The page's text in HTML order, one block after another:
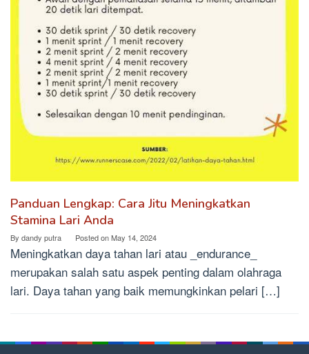
Panduan Lengkap: Cara Jitu Meningkatkan
Stamina Lari Anda
By dandy putra Posted onMay 14, 2024
Meningkatkan daya tahan lari atau _endurance_
merupakan salah satu aspek penting dalam olahraga
lari. Daya tahan yang baik memungkinkan pelari […]